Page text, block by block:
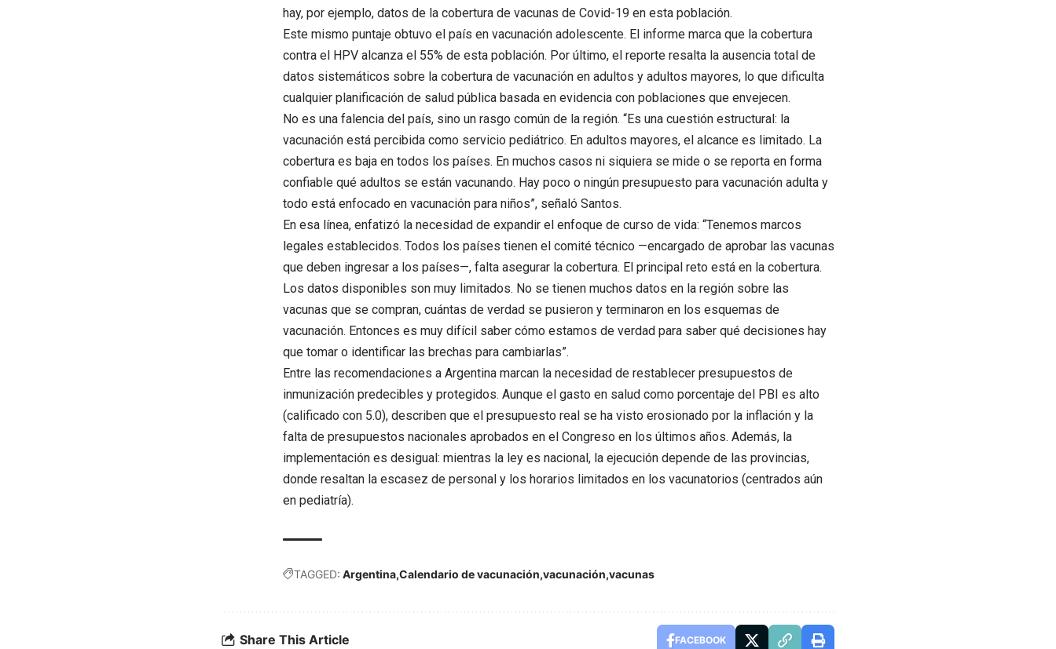
hay, por ejemplo, datos de la cobertura de vacunas de Covid-19 en esta población.
Este mismo puntaje obtuvo el país en vacunación adolescente. El informe marca que la cobertura
contra el HPV alcanza el 55% de esta población. Por último, el reporte resalta la ausencia total de
datos sistemáticos sobre la cobertura de vacunación en adultos y adultos mayores, lo que dificulta
cualquier planificación de salud pública basada en evidencia con poblaciones que envejecen.
No es una falencia del país, sino un rasgo común de la región. “Es una cuestión estructural: la
vacunación está percibida como servicio pediátrico. En adultos mayores, el alcance es limitado. La
cobertura es baja en todos los países. En muchos casos ni siquiera se mide o se reporta en forma
confiable qué adultos se están vacunando. Hay poco o ningún presupuesto para vacunación adulta y
todo está enfocado en vacunación para niños”, señaló Santos.
En esa línea, enfatizó la necesidad de expandir el enfoque de curso de vida: “Tenemos marcos
legales establecidos. Todos los países tienen el comité técnico —encargado de aprobar las vacunas
que deben ingresar a los países—, falta asegurar la cobertura. El principal reto está en la cobertura.
Los datos disponibles son muy limitados. No se tienen muchos datos en la región sobre las
vacunas que se compran, cuántas de verdad se pusieron y terminaron en los esquemas de
vacunación. Entonces es muy difícil saber cómo estamos de verdad para saber qué decisiones hay
que tomar o identificar las brechas para cambiarlas”.
Entre las recomendaciones a Argentina marcan la necesidad de restablecer presupuestos de
inmunización predecibles y protegidos. Aunque el gasto en salud como porcentaje del PBI es alto
(calificado con 5.0), describen que el presupuesto real se ha visto erosionado por la inflación y la
falta de presupuestos nacionales aprobados en el Congreso en los últimos años. Además, la
implementación es desigual: mientras la ley es nacional, la ejecución depende de las provincias,
donde resaltan la escasez de personal y los horarios limitados en los vacunatorios (centrados aún
en pediatría).
TAGGED: Argentina Calendario de vacunación vacunación vacunas
Share This Article FACEBOOK